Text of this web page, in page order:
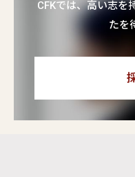
CFKでは、高い志を
たを